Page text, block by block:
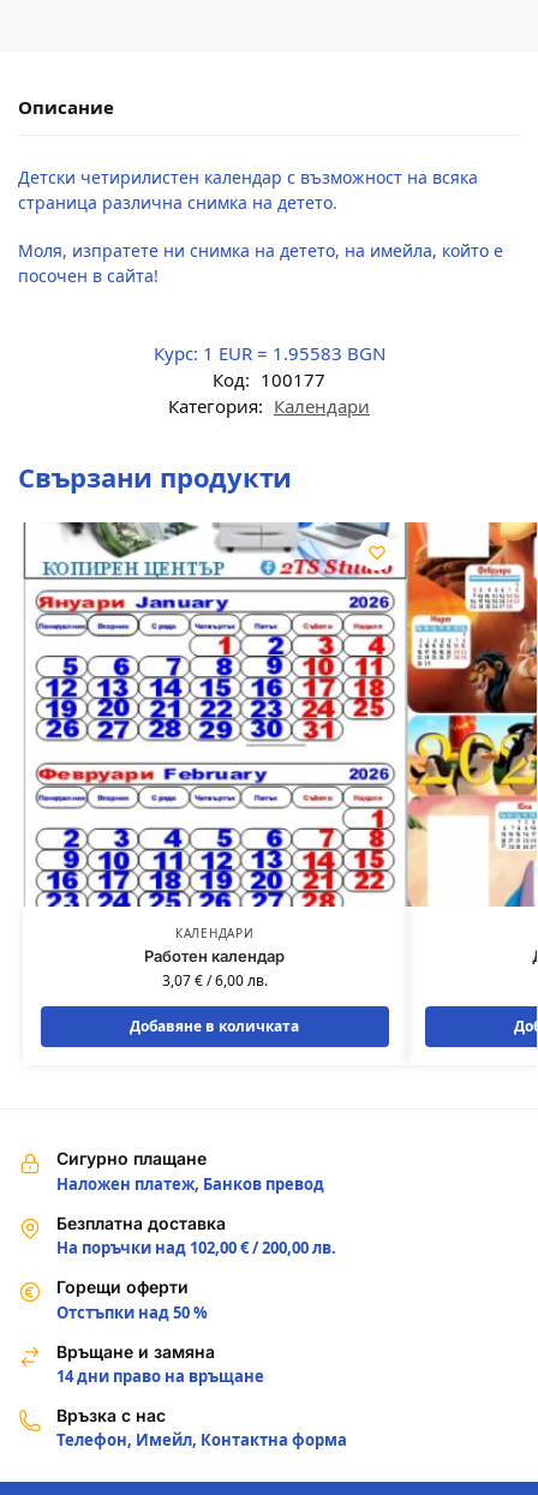
Описание
Детски четирилистен календар с възможност на всяка
страница различна снимка на детето.
Моля, изпратете ни снимка на детето, на имейла, който е
посочен в сайта!
Курс: 1 EUR = 1.95583 BGN
Код: 100177
Категория: Календари
Свързани продукти
КАЛЕНДАРИ
Работен календар
3,07€/6,00лв.
Добавяне в количката
Сигурно плащане
Наложен платеж, Банков превод
Безплатна доставка
На поръчки над 102,00 € / 200,00 лв.
Горещи оферти
Отстъпки над 50 %
Връщане и замяна
14 дни право на връщане
Връзка с нас
Телефон, Имейл, Контактна форма